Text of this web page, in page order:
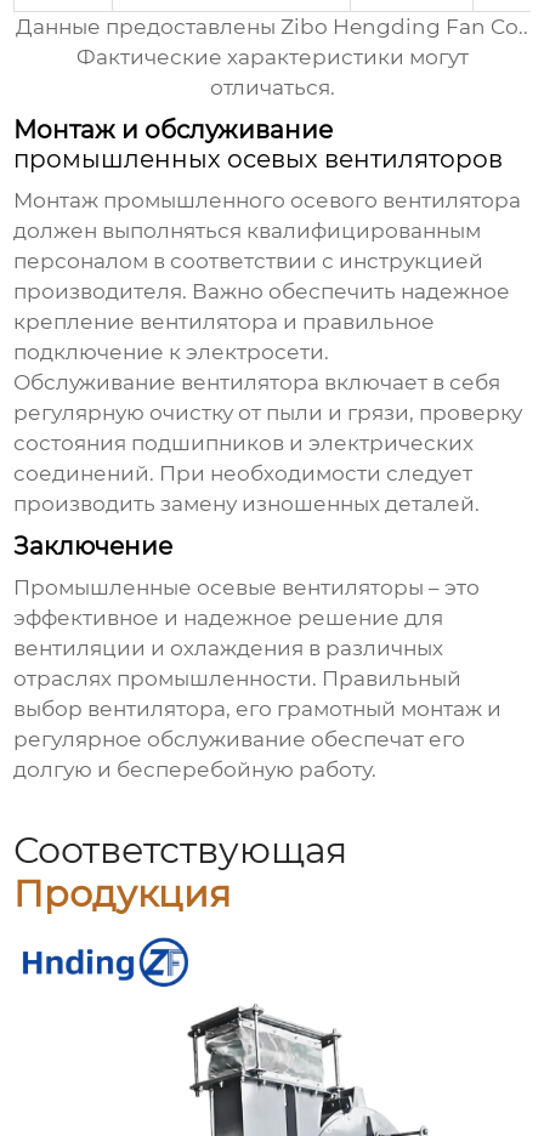
Данные предоставлены Zibo Hengding Fan Co..
Фактические характеристики могут
отличаться.
Монтаж и обслуживание
промышленных осевых вентиляторов
Монтаж промышленного осевого вентилятора
должен выполняться квалифицированным
персоналом в соответствии с инструкцией
производителя. Важно обеспечить надежное
крепление вентилятора и правильное
подключение к электросети.
Обслуживание вентилятора включает в себя
регулярную очистку от пыли и грязи, проверку
состояния подшипников и электрических
соединений. При необходимости следует
производить замену изношенных деталей.
Заключение
Промышленные осевые вентиляторы – это
эффективное и надежное решение для
вентиляции и охлаждения в различных
отраслях промышленности. Правильный
выбор вентилятора, его грамотный монтаж и
регулярное обслуживание обеспечат его
долгую и бесперебойную работу.
Соответствующая
Продукция